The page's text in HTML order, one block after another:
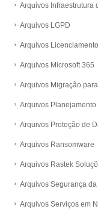
Arquivos Infraestrutura
Arquivos LGPD
Arquivos
Arquivos Microsoft 365
Arquivos Migração
Arquivos Planejamento
Arquivos Proteção de
Arquivos Ransomware
Arquivos Rastek
Arquivos Segurança
Arquivos Serviços em